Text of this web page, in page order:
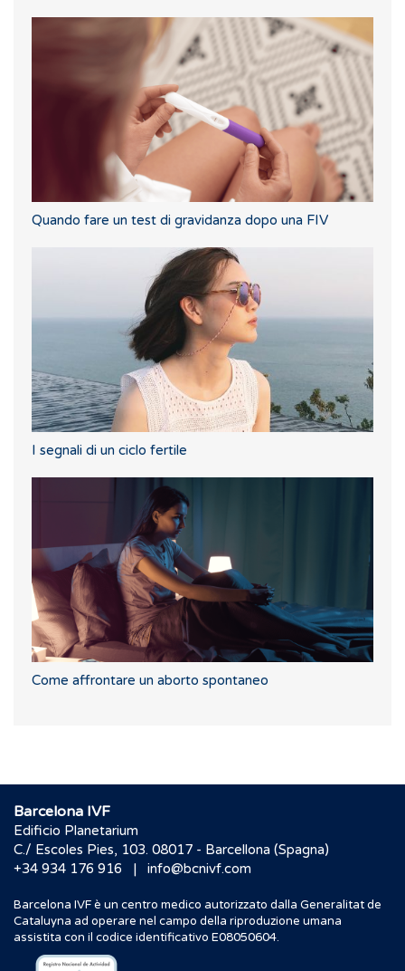
Quando fare un test di gravidanza dopo una FIV
I segnali di un ciclo fertile
Come affrontare un aborto spontaneo
Barcelona IVF
Edificio Planetarium
C./ Escoles Pies, 103. 08017 - Barcellona (Spagna)
+34 934 176 916
| info@bcnivf.com
Barcelona IVF è un centro medico autorizzato dalla Generalitat de
Cataluyna ad operare nel campo della riproduzione umana
assistita con il codice identificativo E08050604.